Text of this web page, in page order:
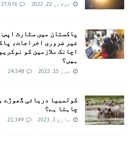
جولائی 22, 2022 27,076
پاکستان میں سٹارٹ
غیر ضروری اخراجات،
اچانک ملازمین کو
ہیں؟
جون 15, 2022 24,548
کولمبیا دریائی گھوڑے
چاہتا ہے؟
مارچ 3, 2023 21,349